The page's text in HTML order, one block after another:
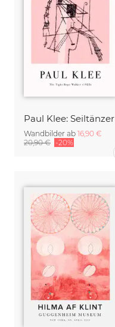
Paul Klee: Seiltänzer
Wandbilder ab 16,90 €
20,90 € -20%